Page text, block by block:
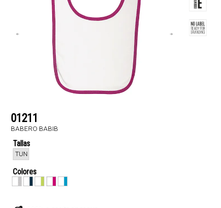
01211
BABERO BABIB
Tallas
TUN
Colores